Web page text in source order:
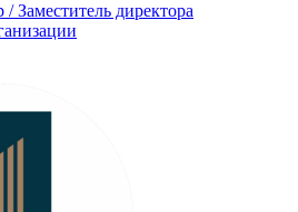
Заместитель директора